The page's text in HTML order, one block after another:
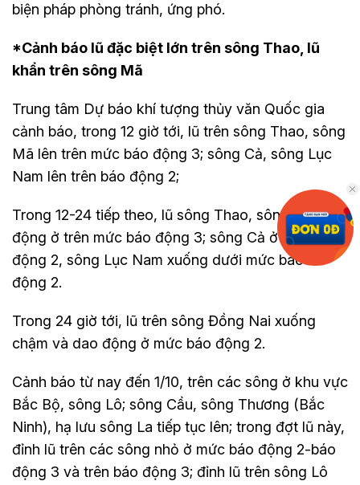
biện pháp phòng tránh, ứng phó.
*Cảnh báo lũ đặc biệt lớn trên sông Thao, lũ
khẩn trên sông Mã
Trung tâm Dự báo khí tượng thủy văn Quốc gia
cảnh báo, trong 12 giờ tới, lũ trên sông Thao, sông
Mã lên trên mức báo động 3; sông Cả, sông Lục
Nam lên trên báo động 2;
Trong 12-24 tiếp theo, lũ sông Thao, sông Mã dao
động ở trên mức báo động 3; sông Cả ở mức báo
động 2, sông Lục Nam xuống dưới mức báo
động 2.
Trong 24 giờ tới, lũ trên sông Đồng Nai xuống
chậm và dao động ở mức báo động 2.
Cảnh báo từ nay đến 1/10, trên các sông ở khu vực
Bắc Bộ, sông Lô; sông Cầu, sông Thương (Bắc
Ninh), hạ lưu sông La tiếp tục lên; trong đợt lũ này,
đỉnh lũ trên các sông nhỏ ở mức báo động 2-báo
động 3 và trên báo động 3; đỉnh lũ trên sông Lô